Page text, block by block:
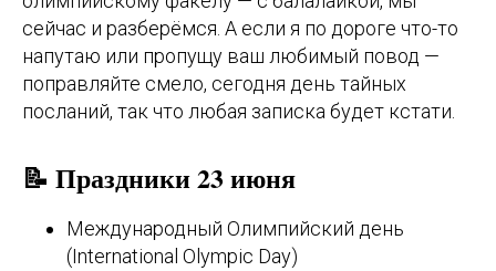
сейчас и разберёмся. А если я по дороге что-то
напутаю или пропущу ваш любимый повод —
поправляйте смело, сегодня день тайных
посланий, так что любая записка будет кстати.
📝 Праздники 23 июня
Международный Олимпийский день
(International Olympic Day)